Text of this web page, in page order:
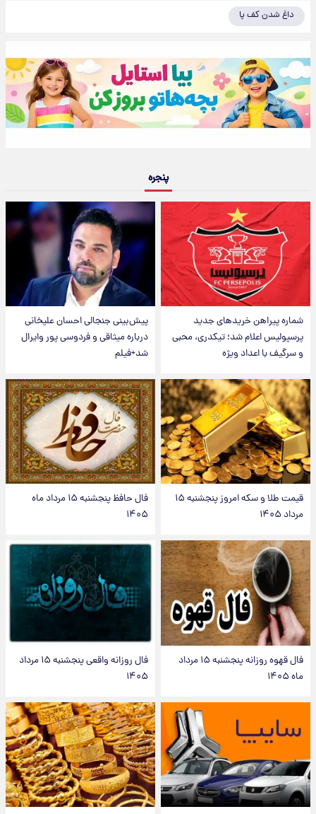
داغ شدن کف پا
پنجره
شماره پیراهن خریدهای جدید
پرسپولیس اعلام شد؛ تیکدری، محبی
و سرگیف با اعداد ویژه
پیش‌بینی جنجالی احسان علیخانی
درباره میثاقی و فردوسی پور وایرال
شد+فیلم
قیمت طلا و سکه امروز پنجشنبه ۱۵
مرداد ۱۴۰۵
فال حافظ پنجشنبه ۱۵ مرداد ماه
۱۴۰۵
فال قهوه روزانه پنجشنبه ۱۵ مرداد
ماه ۱۴۰۵
فال روزانه واقعی پنجشنبه ۱۵ مرداد
۱۴۰۵